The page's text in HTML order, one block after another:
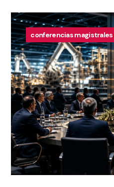
conferencias magistrales